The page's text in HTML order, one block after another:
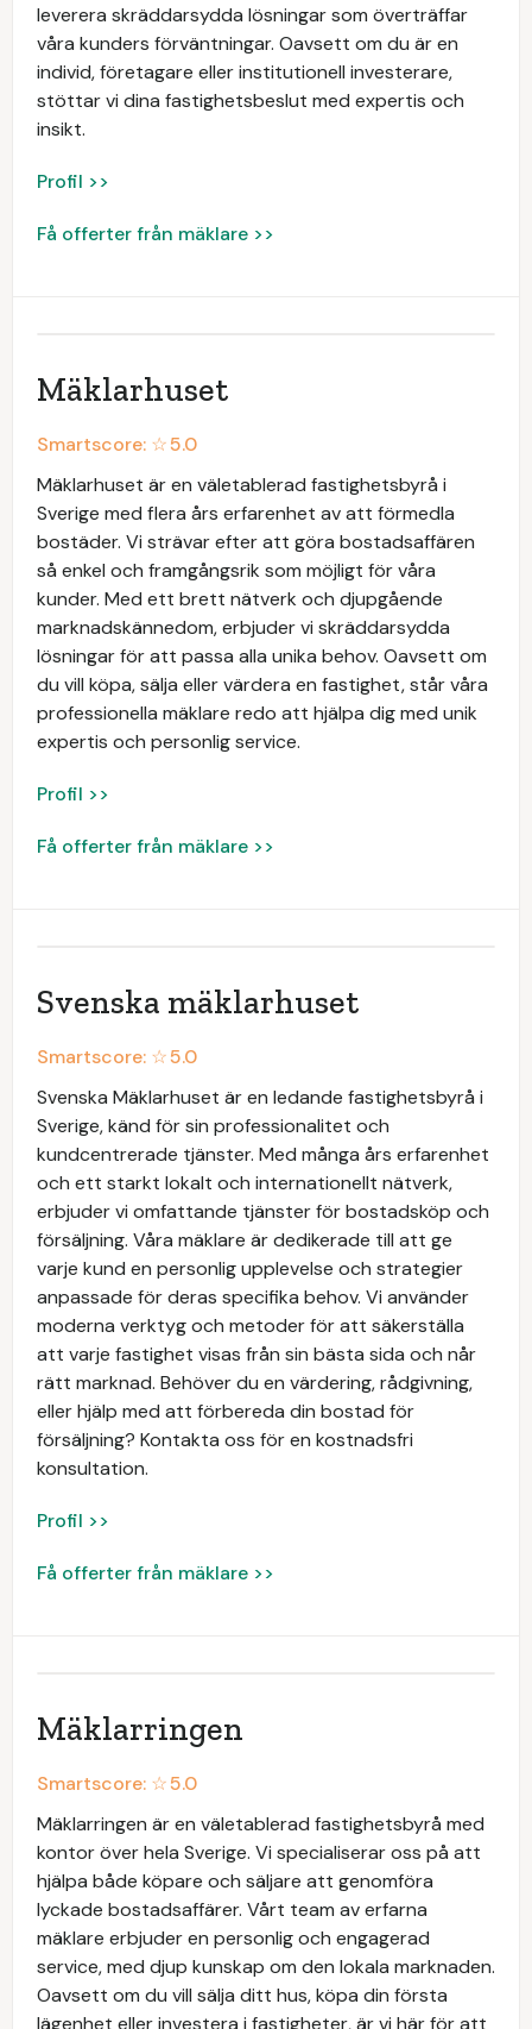
leverera skräddarsydda lösningar som överträffar
våra kunders förväntningar. Oavsett om du är en
individ, företagare eller institutionell investerare,
stöttar vi dina fastighetsbeslut med expertis och
insikt.
Profil >>
Få offerter från mäklare >>
Mäklarhuset
Smartscore: ☆5.0
Mäklarhuset är en väletablerad fastighetsbyrå i
Sverige med flera års erfarenhet av att förmedla
bostäder. Vi strävar efter att göra bostadsaffären
så enkel och framgångsrik som möjligt för våra
kunder. Med ett brett nätverk och djupgående
marknadskännedom, erbjuder vi skräddarsydda
lösningar för att passa alla unika behov. Oavsett om
du vill köpa, sälja eller värdera en fastighet, står våra
professionella mäklare redo att hjälpa dig med unik
expertis och personlig service.
Profil >>
Få offerter från mäklare >>
Svenska mäklarhuset
Smartscore: ☆5.0
Svenska Mäklarhuset är en ledande fastighetsbyrå i
Sverige, känd för sin professionalitet och
kundcentrerade tjänster. Med många års erfarenhet
och ett starkt lokalt och internationellt nätverk,
erbjuder vi omfattande tjänster för bostadsköp och
försäljning. Våra mäklare är dedikerade till att ge
varje kund en personlig upplevelse och strategier
anpassade för deras specifika behov. Vi använder
moderna verktyg och metoder för att säkerställa
att varje fastighet visas från sin bästa sida och når
rätt marknad. Behöver du en värdering, rådgivning,
eller hjälp med att förbereda din bostad för
försäljning? Kontakta oss för en kostnadsfri
konsultation.
Profil >>
Få offerter från mäklare >>
Mäklarringen
Smartscore: ☆5.0
Mäklarringen är en väletablerad fastighetsbyrå med
kontor över hela Sverige. Vi specialiserar oss på att
hjälpa både köpare och säljare att genomföra
lyckade bostadsaffärer. Vårt team av erfarna
mäklare erbjuder en personlig och engagerad
service, med djup kunskap om den lokala marknaden.
Oavsett om du vill sälja ditt hus, köpa din första
lägenhet eller investera i fastigheter, är vi här för att